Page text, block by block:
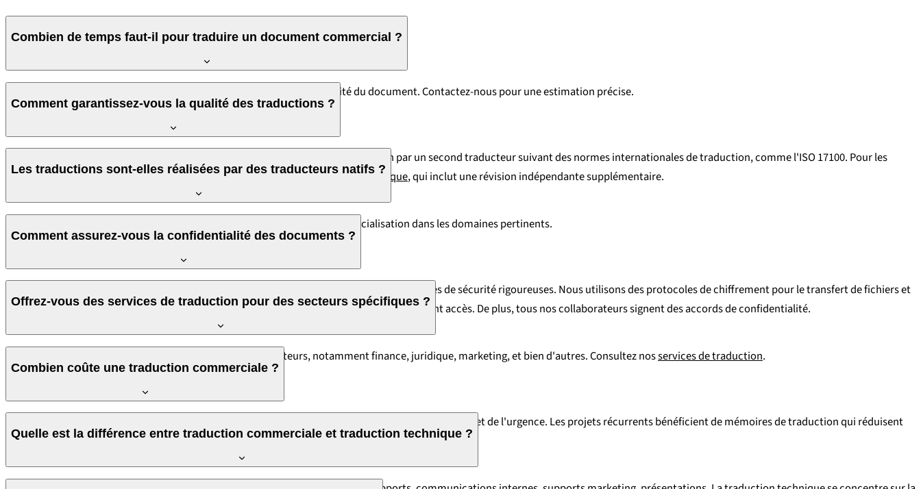
Combien de temps faut-il pour traduire un document commercial ?
Le temps nécessaire à la traduction dépend du volume et de la complexité du document. Contactez-nous pour une estimation précise.
Comment garantissez-vous la qualité des traductions ?
Nous suivons un processus rigoureux de contrôle de qualité, qui inclut une révision par un second traducteur suivant des normes internationales de traduction, comme l'ISO 17100. Pour les
contenus à fort impact, nous recommandons notre service deTraduction Stratégique, qui inclut une révision indépendante supplémentaire.
Les traductions sont-elles réalisées par des traducteurs natifs ?
Oui, tous nos traducteurs sont natifs de la langue cible et possèdent une spécialisation dans les domaines pertinents.
Comment assurez-vous la confidentialité des documents ?
Chez M21Global, la confidentialité des documents commerciaux est garantie par des mesures de sécurité rigoureuses. Nous utilisons des protocoles de chiffrement pour le transfert de fichiers et
des accès restreints à ceux-ci, assurant que seuls les traducteurs et réviseurs autorisés y aient accès. De plus, tous nos collaborateurs signent des accords de confidentialité.
Offrez-vous des services de traduction pour des secteurs spécifiques ?
Oui, nous avons des traducteurs spécialisés dans divers secteurs, notamment finance, juridique, marketing, et bien d'autres. Consultez nosservices de traduction.
Combien coûte une traduction commerciale ?
Le prix est calculé en fonction de la paire de langues, du volume de mots, de la complexité technique et de l'urgence. Les projets récurrents bénéficient de mémoires de traduction qui réduisent
les coûts au fil du temps.Demandez un devis gratuitet connaissez le coût exact de votre projet.
Quelle est la différence entre traduction commerciale et traduction technique ?